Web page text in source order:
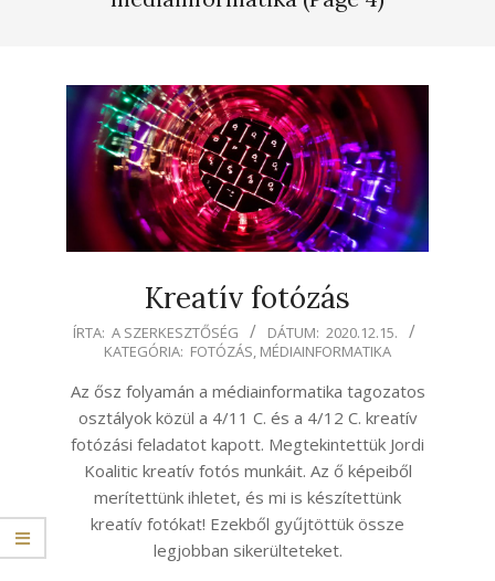
Kreatív fotózás
2020-
15
ÍRTA: A SZERKESZTŐSÉG DÁTUM: 2020.12.15.
KATEGÓRIA: FOTÓZÁS, MÉDIAINFORMATIKA
Az ősz folyamán a médiainformatika tagozatos
osztályok közül a 4/11 C. és a 4/12 C. kreatív
fotózási feladatot kapott. Megtekintettük Jordi
Koalitic kreatív fotós munkáit. Az ő képeiből
merítettünk ihletet, és mi is készítettünk
kreatív fotókat! Ezekből gyűjtöttük össze
legjobban sikerülteteket.